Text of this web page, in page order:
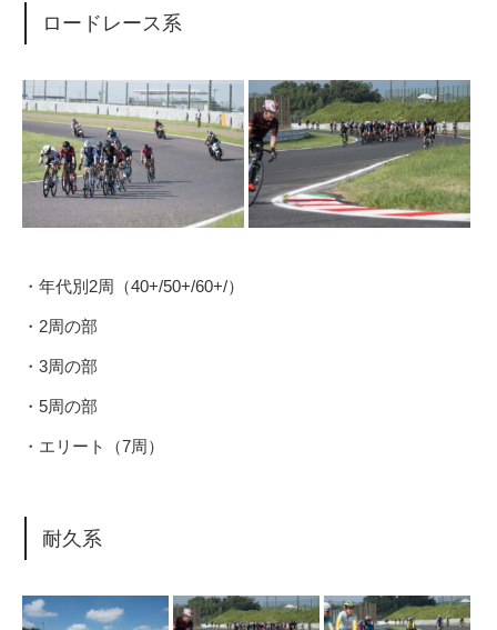
ロードレース系
・年代別2周（40+/50+/60+/）
・2周の部
・3周の部
・5周の部
・エリート（7周）
耐久系